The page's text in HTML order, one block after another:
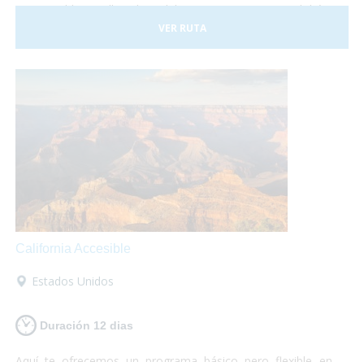
innumerables callejuelas del casco antiguo cordobés,
plazas y patios floridos ubicados alrededor de la Mezquita-
Catedral, reflejo de la relevancia de la ciudad en la época
VER RUTA
California Accesible
Estados Unidos
Duración 12 dias